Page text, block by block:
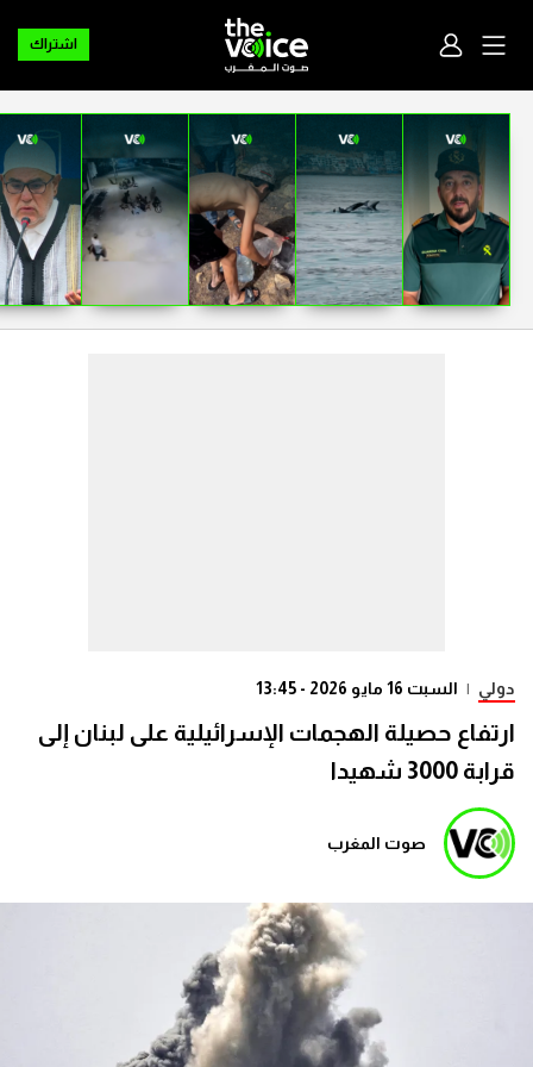
اشتراك
دولي | السبت 16 مايو 2026 - 13:45
ارتفاع حصيلة الهجمات الإسرائيلية على لبنان إلى
قرابة 3000 شهيدا
صوت المغرب